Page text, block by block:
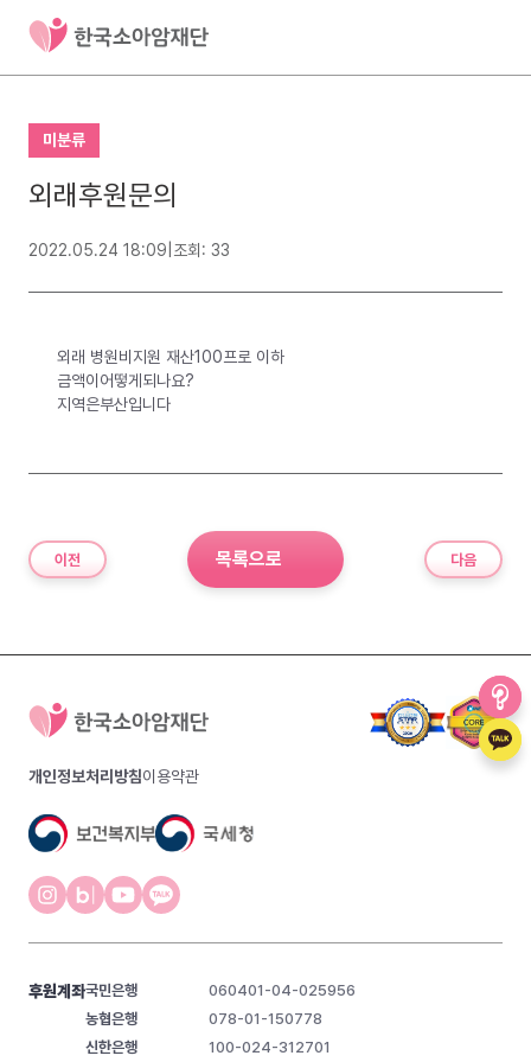
미분류
외래후원문의
2022.05.24 18:09 조회: 33
외래 병원비지원 재산100프로 이하
금액이어떻게되나요?
지역은부산입니다
이전 목록으로 다음
개인정보처리방침이용약관
후원계좌국민은행
060401-04-025956
농협은행
078-01-150778
신한은행
100-024-312701